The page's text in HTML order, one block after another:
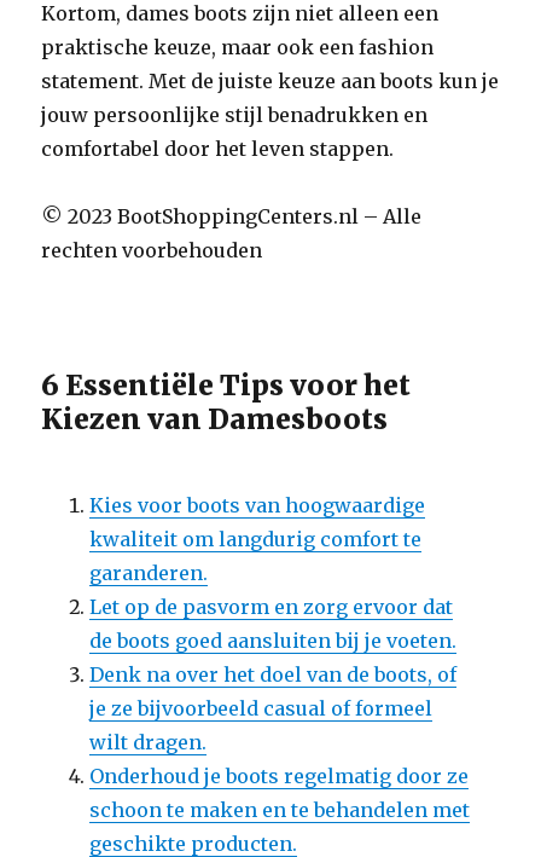
Kortom, dames boots zijn niet alleen een
praktische keuze, maar ook een fashion
statement. Met de juiste keuze aan boots kun je
jouw persoonlijke stijl benadrukken en
comfortabel door het leven stappen.
© 2023 BootShoppingCenters.nl – Alle
rechten voorbehouden
6 Essentiële Tips voor het
Kiezen van Damesboots
Kies voor boots van hoogwaardige
kwaliteit om langdurig comfort te
garanderen.
Let op de pasvorm en zorg ervoor dat
de boots goed aansluiten bij je voeten.
Denk na over het doel van de boots, of
je ze bijvoorbeeld casual of formeel
wilt dragen.
Onderhoud je boots regelmatig door ze
schoon te maken en te behandelen met
geschikte producten.